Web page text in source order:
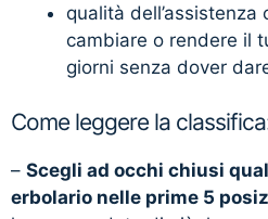
qualità dell’assistenza
cambiare o rendere il
giorni senza dover
Come leggere la
– Scegli ad occhi chiusi
erbolario nelle prime 5